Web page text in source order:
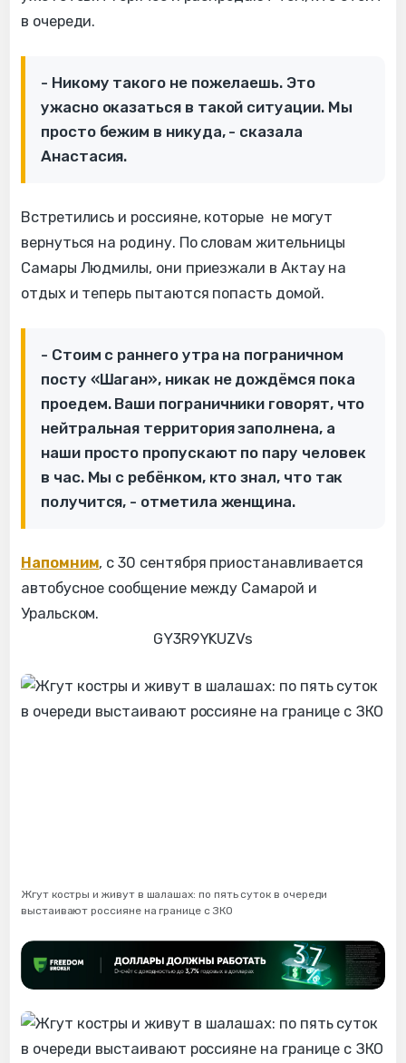
в очереди.
- Никому такого не пожелаешь. Это
ужасно оказаться в такой ситуации. Мы
просто бежим в никуда, - сказала
Анастасия.
Встретились и россияне, которые не могут
вернуться на родину. По словам жительницы
Самары Людмилы, они приезжали в Актау на
отдых и теперь пытаются попасть домой.
- Стоим с раннего утра на пограничном
посту «Шаган», никак не дождёмся пока
проедем. Ваши пограничники говорят, что
нейтральная территория заполнена, а
наши просто пропускают по пару человек
в час. Мы с ребёнком, кто знал, что так
получится, - отметила женщина.
Напомним, с 30 сентября приостанавливается
автобусное сообщение между Самарой и
Уральском.
GY3R9YKUZVs
Жгут костры и живут в шалашах: по пять суток в очереди
выстаивают россияне на границе с ЗКО